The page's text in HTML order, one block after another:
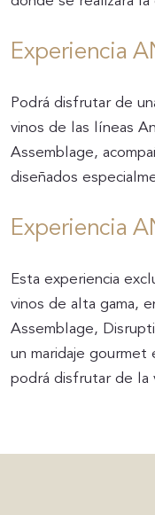
Experiencia
Podrá disfrutar de
vinos de las líneas
Assemblage,
diseñados
Experiencia
Esta experiencia
vinos de alta gama,
Assemblage,
un maridaje
podrá disfrutar de la